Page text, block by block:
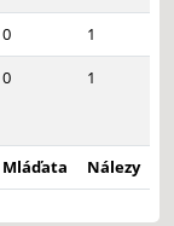
0
1
0 1
Mláďata Nálezy